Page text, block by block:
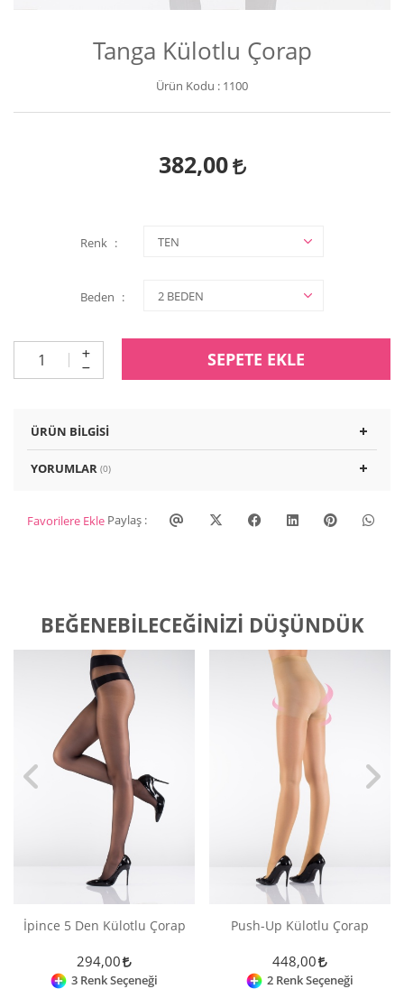
Tanga Külotlu Çorap
Ürün Kodu : 1100
382,00
Renk
Beden
SEPETE EKLE
ÜRÜN BILGISI
YORUMLAR (0)
Favorilere Ekle Paylaş :
BEĞENEBILECEĞINIZI DÜŞÜNDÜK
İpince 5 Den Külotlu Çorap
294,00
3 Renk Seçeneği
Push-Up Külotlu Çorap
448,00
2 Renk Seçeneği